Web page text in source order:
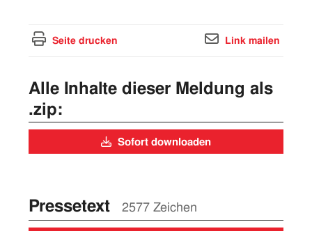
Seite drucken Link mailen
Alle Inhalte dieser Meldung als
.zip:
Sofort downloaden
Pressetext 2577 Zeichen